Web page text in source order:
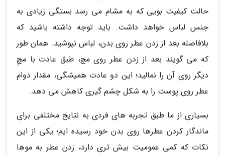
حالت کیفیت بویی که به مشام می رسد بستگی زیادی به
جنس لباس خواهد داشت. باید توجه داشته باشید که
بلافاصله بعد از زدن عطر روی بدن، لباس نپوشید. همان طور
که می گویند بعد از زدن عطر روی مچ، طبق عادت با مچِ
دیگر روی آن را نمالید؛ این دو عادت همیشگی، مقدار دوام
عطر روی پوست را به شکل چشم گیری کاهش می دهد.
بسیاری از ما طبق تجربه های فردی به نتایج مختلفی برای
ماندگار کردن عطرها روی بدن خود رسیده ایم؛ یکی از این
نکات که کمی عمومیت بیش تری دارد، زدن عطر به موها